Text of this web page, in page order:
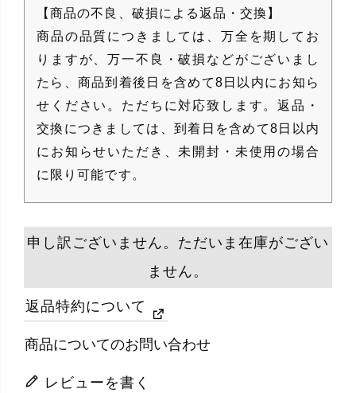
【商品の不良、破損による返品・交換】
商品の品質につきましては、万全を期してお
りますが、万一不良・破損などがございまし
たら、商品到着後日を含めて8日以内にお知ら
せください。ただちに対応致します。返品・
交換につきましては、到着日を含めて8日以内
にお知らせいただき、未開封・未使用の場合
に限り可能です。
申し訳ございません。ただいま在庫がござい
ません。
返品特約について
商品についてのお問い合わせ
レビューを書く